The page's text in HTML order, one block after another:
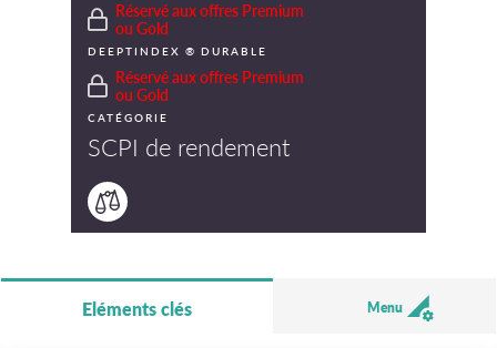
Réservé aux offres Premium
ou Gold
DEEPTINDEX ® DURABLE
Réservé aux offres Premium
ou Gold
CATÉGORIE
SCPI de rendement
Eléments clés Menu